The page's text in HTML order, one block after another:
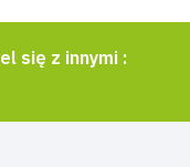
się z innymi :